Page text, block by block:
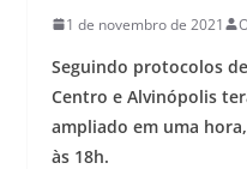
1 de novembro de 2021
Seguindo protocolos
Centro e Alvinópolis
ampliado em uma
às 18h.